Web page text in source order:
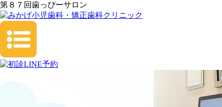
第８７回歯っぴーサロン